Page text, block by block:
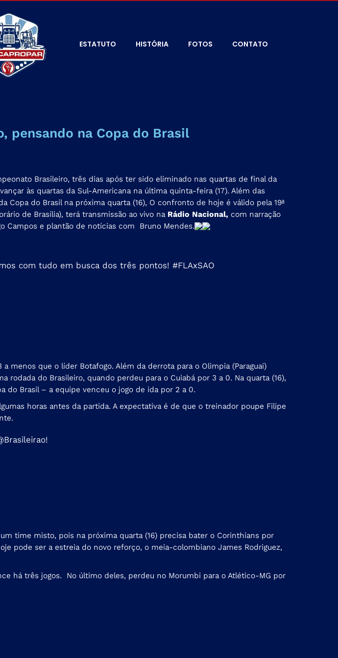
ESTATUTO HISTÓRIA FOTOS CONTATO
pensando na Copa do Brasil
Brasileiro, três dias após ter sido eliminado nas quartas de final da
às quartas da Sul-Americana na última quinta-feira (17). Além das
do Brasil na próxima quarta (16), O confronto de hoje é válido pela 19ª
de Brasília), terá transmissão ao vivo na Rádio Nacional, com narração
Campos e plantão de notícias com Bruno Mendes.
com tudo em busca dos três pontos! #FLAxSAO
menos que o líder Botafogo. Além da derrota para o Olimpia (Paraguai)
do Brasileiro, quando perdeu para o Cuiabá por 3 a 0. Na quarta (16),
do Brasil – a equipe venceu o jogo de ida por 2 a 0.
horas antes da partida. A expectativa é de que o treinador poupe Filipe
!
time misto, pois na próxima quarta (16) precisa bater o Corinthians por
pode ser a estreia do novo reforço, o meia-colombiano James Rodriguez,
há três jogos. No último deles, perdeu no Morumbi para o Atlético-MG por